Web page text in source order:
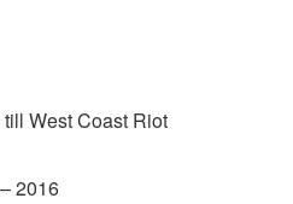
West Coast Riot
2016